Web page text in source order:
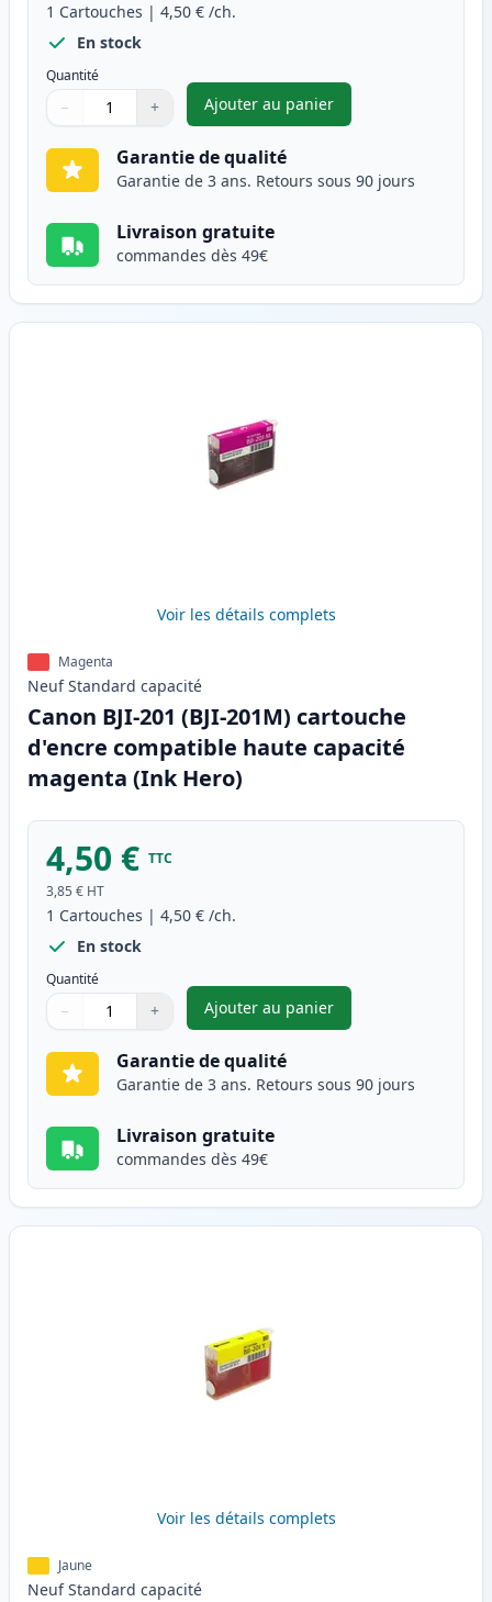
1 Cartouches | 4,50 € /ch.
En stock
Quantité
Quantité
Utilisez les boutons pour ajuster
− +
Quantité
Ajouter au panier
,Canon BJI-201 (BJI-201C)
Garantie de qualité
Garantie de 3 ans. Retours sous 90 jours
Livraison gratuite
commandes dès 49€
Voir les détails complets
Magenta
Neuf Standard capacité
Canon BJI-201 (BJI-201M) cartouche
d'encre compatible haute capacité
magenta (Ink Hero)
4,50 € TTC
3,85 € HT
1 Cartouches | 4,50 € /ch.
En stock
Quantité
Quantité
Utilisez les boutons pour ajuster
− +
Quantité
Ajouter au panier
,Canon BJI-201 (BJI-201M)
Garantie de qualité
Garantie de 3 ans. Retours sous 90 jours
Livraison gratuite
commandes dès 49€
Voir les détails complets
Jaune
Neuf Standard capacité